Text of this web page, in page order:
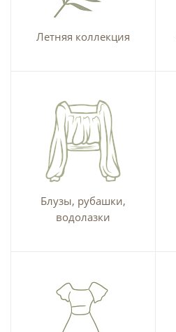
Летняя коллекция
Блузы, рубашки,
водолазки